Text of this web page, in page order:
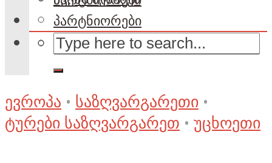
პარტნიორები
ევროპა • საზღვარგარეთი •
ტურები საზღვარგარეთ • უცხოეთი